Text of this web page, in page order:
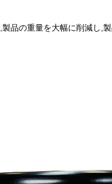
品の重量を大幅に削減し,